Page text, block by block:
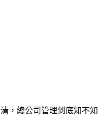
總公司管理到底知不